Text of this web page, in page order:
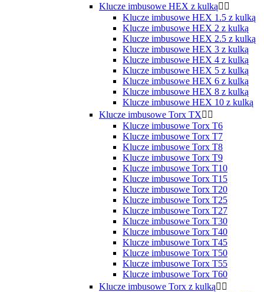
Klucze imbusowe HEX z kulką 
Klucze imbusowe HEX 1.5 z kulką
Klucze imbusowe HEX 2 z kulką
Klucze imbusowe HEX 2.5 z kulką
Klucze imbusowe HEX 3 z kulką
Klucze imbusowe HEX 4 z kulką
Klucze imbusowe HEX 5 z kulką
Klucze imbusowe HEX 6 z kulką
Klucze imbusowe HEX 8 z kulką
Klucze imbusowe HEX 10 z kulką
Klucze imbusowe Torx TX 
Klucze imbusowe Torx T6
Klucze imbusowe Torx T7
Klucze imbusowe Torx T8
Klucze imbusowe Torx T9
Klucze imbusowe Torx T10
Klucze imbusowe Torx T15
Klucze imbusowe Torx T20
Klucze imbusowe Torx T25
Klucze imbusowe Torx T27
Klucze imbusowe Torx T30
Klucze imbusowe Torx T40
Klucze imbusowe Torx T45
Klucze imbusowe Torx T50
Klucze imbusowe Torx T55
Klucze imbusowe Torx T60
Klucze imbusowe Torx z kulką 